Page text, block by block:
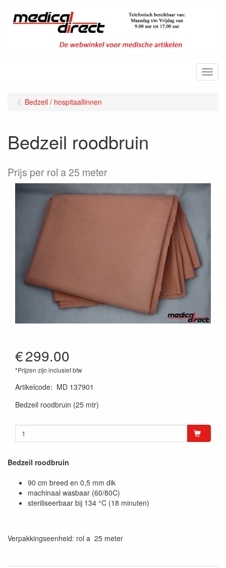
Menu
Bedzeil / hospitaallinnen
Bedzeil roodbruin
Prijs per rol a 25 meter
€299.00
*Prijzen zijn inclusief btw
Artikelcode: MD 137901
Bedzeil roodbruin (25 mtr)
Bedzeil roodbruin
90 cm breed en 0,5 mm dik
machinaal wasbaar (60/80C)
steriliseerbaar bij 134 °C (18 minuten)
Verpakkingseenheid: rol a 25 meter